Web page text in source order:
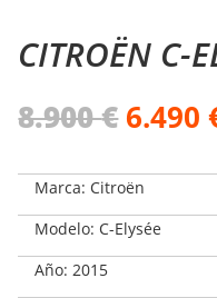
CITROËN C-
8.900€ El
era:
8.900
6.490
Marca: Citroën
Modelo: C-Elysée
Año: 2015